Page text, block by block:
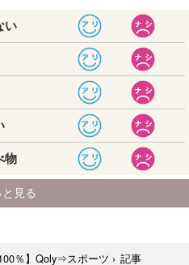
％】Qoly⇒スポーツ › 記事